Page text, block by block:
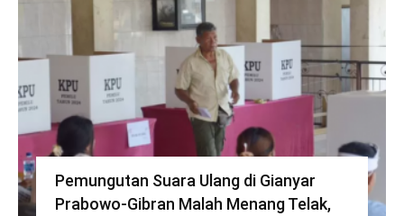
Pemungutan Suara Ulang di Gianyar
Prabowo-Gibran Malah Menang Telak,